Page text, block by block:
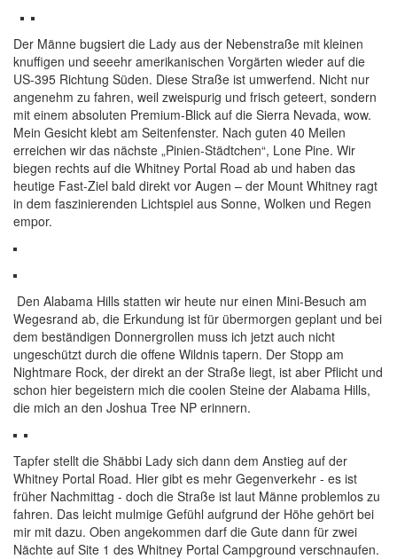
Der Männe bugsiert die Lady aus der Nebenstraße mit kleinen
knuffigen und seeehr amerikanischen Vorgärten wieder auf die
US-395 Richtung Süden. Diese Straße ist umwerfend. Nicht nur
angenehm zu fahren, weil zweispurig und frisch geteert, sondern
mit einem absoluten Premium-Blick auf die Sierra Nevada, wow.
Mein Gesicht klebt am Seitenfenster. Nach guten 40 Meilen
erreichen wir das nächste „Pinien-Städtchen“, Lone Pine. Wir
biegen rechts auf die Whitney Portal Road ab und haben das
heutige Fast-Ziel bald direkt vor Augen – der Mount Whitney ragt
in dem faszinierenden Lichtspiel aus Sonne, Wolken und Regen
empor.
Den Alabama Hills statten wir heute nur einen Mini-Besuch am
Wegesrand ab, die Erkundung ist für übermorgen geplant und bei
dem beständigen Donnergrollen muss ich jetzt auch nicht
ungeschützt durch die offene Wildnis tapern. Der Stopp am
Nightmare Rock, der direkt an der Straße liegt, ist aber Pflicht und
schon hier begeistern mich die coolen Steine der Alabama Hills,
die mich an den Joshua Tree NP erinnern.
Tapfer stellt die Shäbbi Lady sich dann dem Anstieg auf der
Whitney Portal Road. Hier gibt es mehr Gegenverkehr - es ist
früher Nachmittag - doch die Straße ist laut Männe problemlos zu
fahren. Das leicht mulmige Gefühl aufgrund der Höhe gehört bei
mir mit dazu. Oben angekommen darf die Gute dann für zwei
Nächte auf Site 1 des Whitney Portal Campground verschnaufen.